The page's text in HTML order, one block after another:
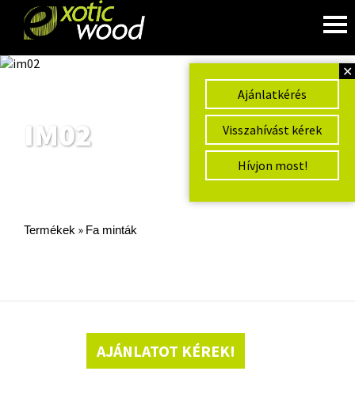
✕
Ajánlatkérés
Visszahívást kérek
Hívjon most!
IM02
Termékek » Fa minták
AJÁNLATOT KÉREK!